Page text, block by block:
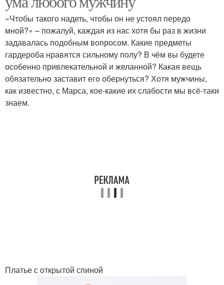
«Чтобы такого надеть, чтобы он не устоял передо
мной?» – пожалуй, каждая из нас хотя бы раз в жизни
задавалась подобным вопросом. Какие предметы
гардероба нравятся сильному полу? В чём вы будете
особенно привлекательной и желанной? Какая вещь
обязательно заставит его обернуться? Хотя мужчины,
как известно, с Марса, кое-какие их слабости мы всё-таки
знаем.
Платье с открытой спиной